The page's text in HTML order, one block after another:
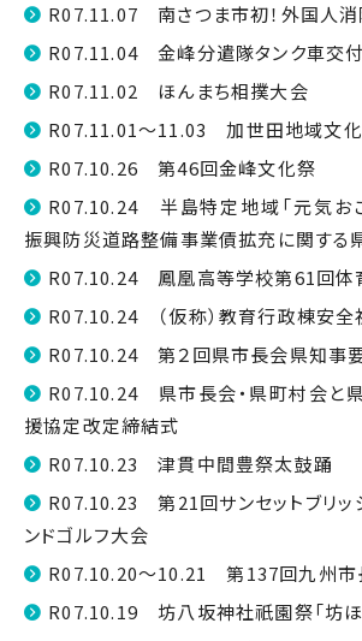
R07.11.07 南さつま市初！外国人
R07.11.04 金峰分遣隊タンク車交
R07.11.02 ほんまち相撲大会
R07.11.01～11.03 加世田地域文
R07.10.26 第46回金峰文化祭
R07.10.24 半島特定地域「元気お
振興防災道路整備事業債拡充に関する
R07.10.24 鳳凰高等学校第61回体
R07.10.24 （仮称）教育行政棟安全
R07.10.24 第２回県市長会県知事
R07.10.24 県市長会・県町村会と
援協定改定締結式
R07.10.23 津貫中間豊祭太鼓踊
R07.10.23 第21回サンセットブリッ
ンドゴルフ大会
R07.10.20～10.21 第137回九州市
R07.10.19 坊八坂神社祇園祭「坊ほ